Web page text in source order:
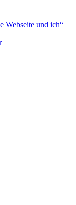
Webseite und ich“